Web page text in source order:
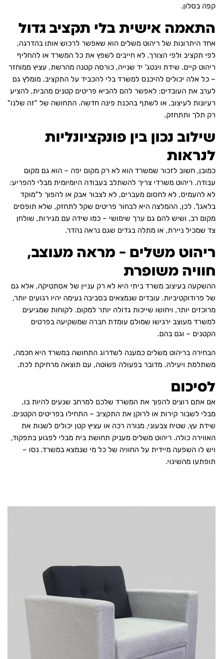
קפה בסלון.
התאמה אישית בלי תקציב גדול
אחד היתרונות של ריהוט משלים הוא שאפשר לרכוש אותו בהדרגה,
לפי תקציב ולפי הצורך. לא חייבים לשפץ את כל המשרד או להחליף
ריהוט קיים. שידת וינטג’ יד שנייה, כורסה קטנה מהרשת, עציץ ממוחזר
– כל אלה יכולים להיכנס למשרד בלי להכביד על התקציב. מומלץ גם
לערב את העובדים: לאפשר להם להביא פריטים קטנים מהבית, להציע
רעיונות לעיצוב, או לשתף בהכנת פינה חדשה. התחושה של "זה שלנו"
רק תלך ותתחזק.
שילוב נכון בין פונקציונליות
לנראות
כמובן, חשוב לזכור שמשרד הוא לא רק מקום יפה – הוא גם מקום
עבודה. ריהוט משרדי צריך להשתלב בעבודה היומיומית מבלי להפריע:
לא להעמיס, לא לחסום מעברים, לא לצבור אבק או להפוך ל"מוקד
בלאגן". לכן, ההמלצה היא לבחור פריטים שקל לתחזק, שלא תופסים
מקום רב, ושיש להם גם ערך שימושי – כמו שידה עם מגירות, שולחן
צד שמכיל ניירת, או מתלה בגדים שגם נראה נהדר.
ריהוט משלים – מראה מעוצב,
חוויה משופרת
ההשקעה בעיצוב משרד ביתי היא לא רק עניין של אסתטיקה, אלא גם
של פרודוקטיביות. עובדים שנמצאים בסביבה נעימה יהיו רגועים יותר,
מרוכזים יותר, ויחושו שייכות גדולה יותר למקום. לקוחות שמגיעים
למשרד מעוצב ירגישו שמולם עומדת חברה שמשקיעה בפרטים
הקטנים – וגם בהם.
הבחירה בריהוט משלים כמענה לשדרוג התחושה במשרד היא חכמה,
משתלמת ויעילה. מדובר בפעולה פשוטה, עם תוצאה מרחיקת לכת.
לסיכום
אם אתם רוצים להפוך את המשרד שלכם למרחב שנעים להיות בו,
מבלי לשבור קירות או לרוקן את התקציב – התחילו בפריטים הקטנים.
שידת עץ, שטיח צבעוני, מנורה רכה או עציץ קטן יכולים לשנות את
האווירה כולה. ריהוט משלים מעניק תחושת בית מבלי לפגוע בתפקוד,
ויש לו השפעה מיידית על החוויה של כל מי שנמצא במשרד. נסו –
תופתעו מהשינוי.